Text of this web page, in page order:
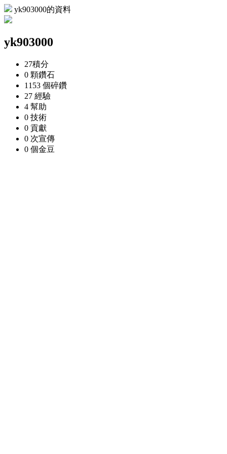
yk903000的資料
yk903000
27積分
0 顆鑽石
1153 個碎鑽
27 經驗
4 幫助
0 技術
0 貢獻
0 次宣傳
0 個金豆